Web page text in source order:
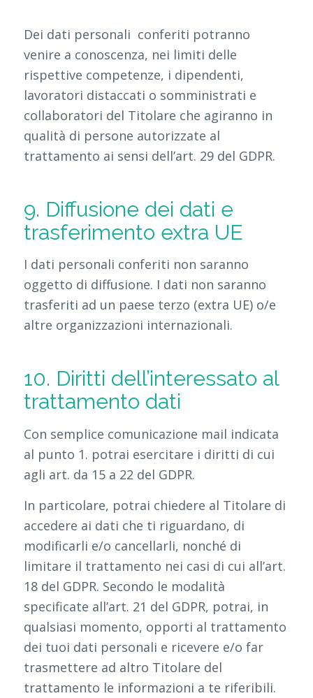
Dei dati personali conferiti potranno
venire a conoscenza, nei limiti delle
rispettive competenze, i dipendenti,
lavoratori distaccati o somministrati e
collaboratori del Titolare che agiranno in
qualità di persone autorizzate al
trattamento ai sensi dell’art. 29 del GDPR.
9. Diffusione dei dati e
trasferimento extra UE
I dati personali conferiti non saranno
oggetto di diffusione. I dati non saranno
trasferiti ad un paese terzo (extra UE) o/e
altre organizzazioni internazionali.
10. Diritti dell’interessato al
trattamento dati
Con semplice comunicazione mail indicata
al punto 1. potrai esercitare i diritti di cui
agli art. da 15 a 22 del GDPR.
In particolare, potrai chiedere al Titolare di
accedere ai dati che ti riguardano, di
modificarli e/o cancellarli, nonché di
limitare il trattamento nei casi di cui all’art.
18 del GDPR. Secondo le modalità
specificate all’art. 21 del GDPR, potrai, in
qualsiasi momento, opporti al trattamento
dei tuoi dati personali e ricevere e/o far
trasmettere ad altro Titolare del
trattamento le informazioni a te riferibili.